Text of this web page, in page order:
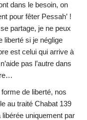
dans le besoin, on
pour fêter Pessah’ !
partage, je ne peux
liberté si je néglige
est celui qui arrive à
pas l’autre dans
de liberté, nos
au traité Chabat 139
uniquement par